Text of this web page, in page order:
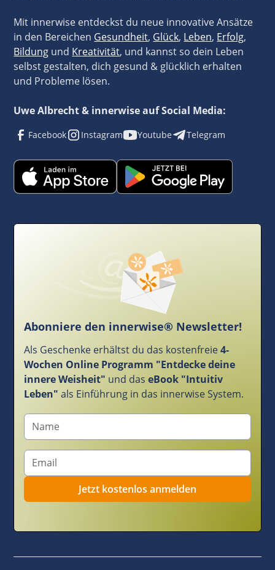
Mit innerwise entdeckst du neue innovative Ansätze
in den Bereichen Gesundheit, Glück, Leben, Erfolg,
Bildung und Kreativität, und kannst so dein Leben
selbst gestalten, dich gesund & glücklich erhalten
und Probleme lösen.
Uwe Albrecht & innerwise auf Social Media:
Facebook Instagram Youtube Telegram
Abonniere den innerwise® Newsletter!
Als Geschenke erhältst du das kostenfreie4-
Wochen Online Programm "Entdecke deine
innere Weisheit" und das eBook "Intuitiv
Leben"als Einführung in das innerwise System.